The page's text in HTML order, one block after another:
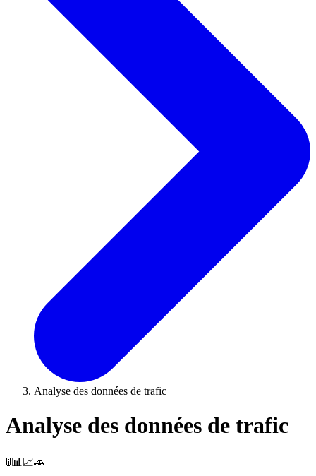
Analyse des données de trafic
Analyse des données de trafic
🚦📊📈🚗